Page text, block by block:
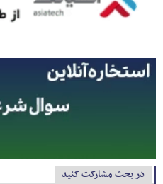
در بحث مشارکت کنید